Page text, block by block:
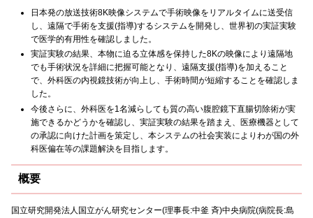
日本発の放送技術8K映像システムで手術映像をリアルタイムに送受信
し、遠隔で手術を支援(指導)するシステムを開発し、世界初の実証実験
で医学的有用性を確認しました。
実証実験の結果、本物に迫る立体感を保持した8Kの映像により遠隔地
でも手術状況を詳細に把握可能となり、遠隔支援(指導)を加えること
で、外科医の内視鏡技術が向上し、手術時間が短縮することを確認しま
した。
今後さらに、外科医を1名減らしても質の高い腹腔鏡下直腸切除術が実
施できるかどうかを確認し、実証実験の結果を踏まえ、医療機器として
の承認に向けた計画を策定し、本システムの社会実装によりわが国の外
科医偏在等の課題解決を目指します。
概要
国立研究開発法人国立がん研究センター(理事長:中釜 斉)中央病院(病院長:島